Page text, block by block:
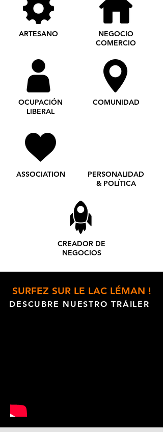
ARTESANO
OCUPACIÓN
LIBERAL
ASSOCIATION
NEGOCIO
COMERCIO
COMUNIDAD
PERSONALIDAD
& POLÍTICA
CREADOR DE
NEGOCIOS
SURFEZ SUR LE LAC LÉMAN !
DESCUBRE NUESTRO TRÁILER